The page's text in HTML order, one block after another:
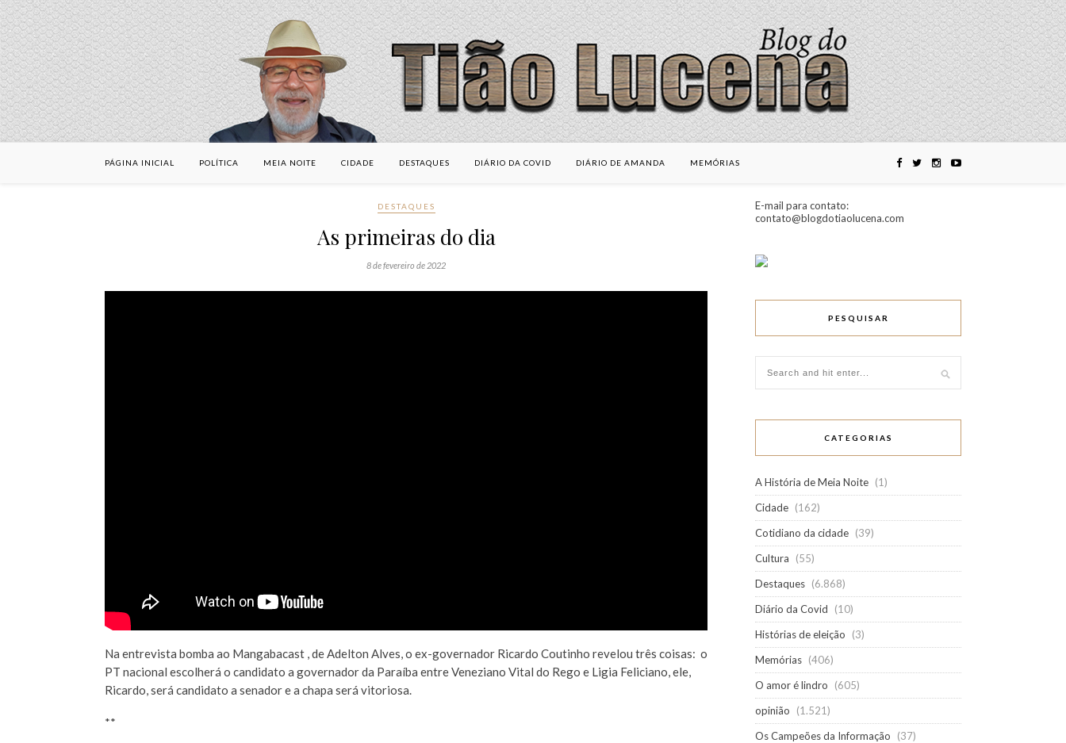
PÁGINA INICIAL POLÍTICA MEIA NOITE CIDADE DESTAQUES DIÁRIO DA COVID DIÁRIO DE AMANDA MEMÓRIAS
DESTAQUES
As primeiras do dia
8 de fevereiro de 2022
Na entrevista bomba ao Mangabacast , de Adelton Alves, o ex-governador Ricardo Coutinho revelou três coisas: o
PT nacional escolherá o candidato a governador da Paraíba entre Veneziano Vital do Rego e Ligia Feliciano, ele,
Ricardo, será candidato a senador e a chapa será vitoriosa.
**
E-mail para contato:
contato@blogdotiaolucena.com
PESQUISAR
CATEGORIAS
A História de Meia Noite (1)
Cidade (162)
Cotidiano da cidade (39)
Cultura
(55)
Destaques (6.868)
Diário da Covid
(10)
Histórias de eleição
(3)
Memórias (406)
O amor é lindro
(605)
opinião
(1.521)
Os Campeões da Informação
(37)